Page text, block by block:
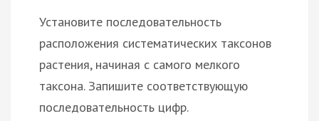
Установите последовательность
расположения систематических таксонов
растения, начиная с самого мелкого
таксона. Запишите соответствующую
последовательность цифр.